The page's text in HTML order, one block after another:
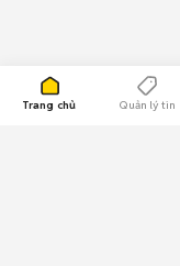
Trang chủ Quản lý tin